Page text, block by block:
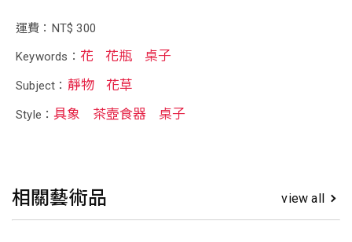
運費：NT$ 300
Keywords： 花 花瓶 桌子
Subject： 靜物 花草
Style： 具象 茶壺食器 桌子
相關藝術品 view all